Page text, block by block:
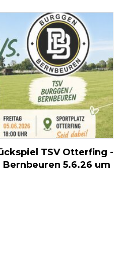
TSV Otterfing -
Bernbeuren 5.6.26 um